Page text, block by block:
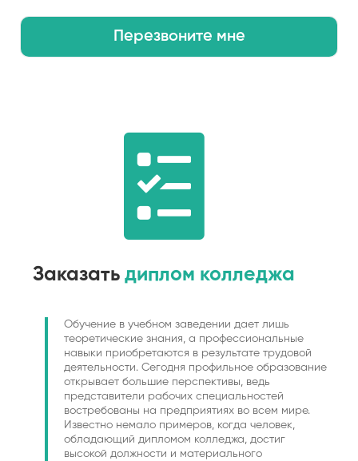
Перезвоните мне
Заказатьдиплом колледжа
Обучение в учебном заведении дает лишь
теоретические знания, а профессиональные
навыки приобретаются в результате трудовой
деятельности. Сегодня профильное образование
открывает большие перспективы, ведь
представители рабочих специальностей
востребованы на предприятиях во всем мире.
Известно немало примеров, когда человек,
обладающий дипломом колледжа, достиг
высокой должности и материального